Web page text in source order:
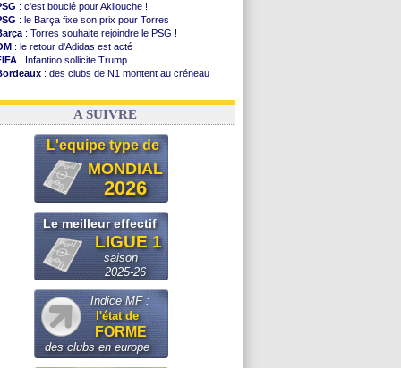
: c'est bouclé pour Akliouche !
: le Barça fixe son prix pour Torres
: Torres souhaite rejoindre le PSG !
: le retour d'Adidas est acté
: Infantino sollicite Trump
: des clubs de N1 montent au créneau
: le démenti de Leipzig pour Diomandé
A SUIVRE
L'equipe type de
MONDIAL
2026
Le meilleur effectif
LIGUE 1
saison
2025-26
Indice MF :
l'état de
FORME
des clubs en europe